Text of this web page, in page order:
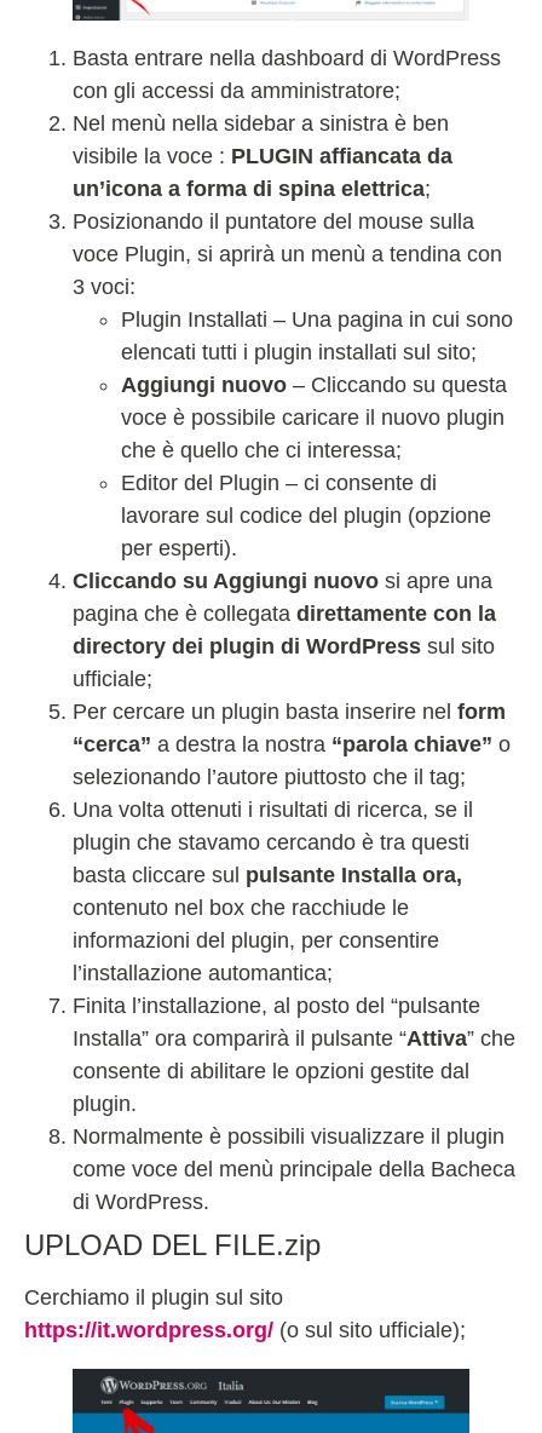
Basta entrare nella dashboard di WordPress
con gli accessi da amministratore;
Nel menù nella sidebar a sinistra è ben
visibile la voce : PLUGIN affiancata da
un’icona a forma di spina elettrica;
Posizionando il puntatore del mouse sulla
voce Plugin, si aprirà un menù a tendina con
3 voci:
Plugin Installati – Una pagina in cui sono
elencati tutti i plugin installati sul sito;
Aggiungi nuovo – Cliccando su questa
voce è possibile caricare il nuovo plugin
che è quello che ci interessa;
Editor del Plugin – ci consente di
lavorare sul codice del plugin (opzione
per esperti).
Cliccando su Aggiungi nuovo si apre una
pagina che è collegata direttamente con la
directory dei plugin di WordPress sul sito
ufficiale;
Per cercare un plugin basta inserire nel form
“cerca” a destra la nostra “parola chiave” o
selezionando l’autore piuttosto che il tag;
Una volta ottenuti i risultati di ricerca, se il
plugin che stavamo cercando è tra questi
basta cliccare sul pulsante Installa ora,
contenuto nel box che racchiude le
informazioni del plugin, per consentire
l’installazione automantica;
Finita l’installazione, al posto del “pulsante
Installa” ora comparirà il pulsante “Attiva” che
consente di abilitare le opzioni gestite dal
plugin.
Normalmente è possibili visualizzare il plugin
come voce del menù principale della Bacheca
di WordPress.
UPLOAD DEL FILE.zip
Cerchiamo il plugin sul sito
https://it.wordpress.org/ (o sul sito ufficiale);